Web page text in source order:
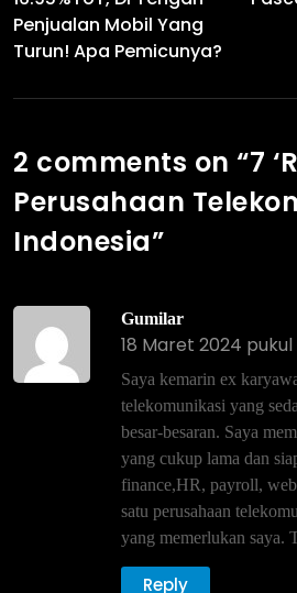
Penjualan Mobil Yang
Turun! Apa Pemicunya?
2 comments on “7
Perusahaan
Indonesia”
Gumilar
18 Maret 2024 pukul
Saya kemarin ex
telekomunikasi yang
besar-besaran. Saya
yang cukup lama dan
finance,HR, payroll,
satu perusahaan
yang memerlukan saya.
Reply